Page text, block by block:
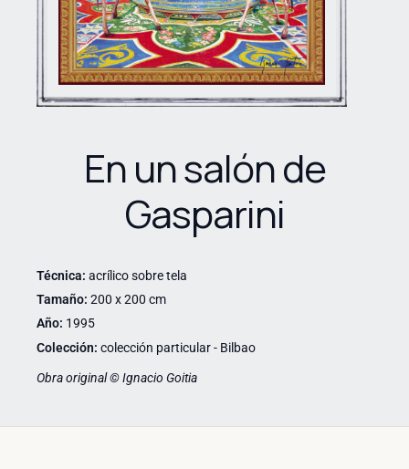
En un salón de
Gasparini
Técnica: acrílico sobre tela
Tamaño: 200 x 200 cm
Año: 1995
Colección: colección particular - Bilbao
Obra original © Ignacio Goitia